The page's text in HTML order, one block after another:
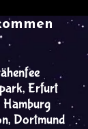
Erfurt
Dortmund